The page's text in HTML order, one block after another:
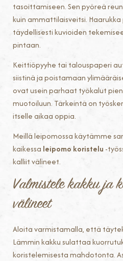
tasoittamiseen. Sen pyöreä
kuin ammattilaisveitsi.
täydellisesti kuvioiden
pintaan.
Keittiöpyyhe tai talouspaperi
siistinä ja poistamaan
ovat usein parhaat työkalut
muotoiluun. Tärkeintä on
itselle aikaa oppia.
Meillä leipomossa käytämme
kaikessa leipomo koristelu -
kalliit välineet.
Valmistele kakku ja
välineet
Aloita varmistamalla, että
Lämmin kakku sulattaa
koristelemisesta mahdotonta.